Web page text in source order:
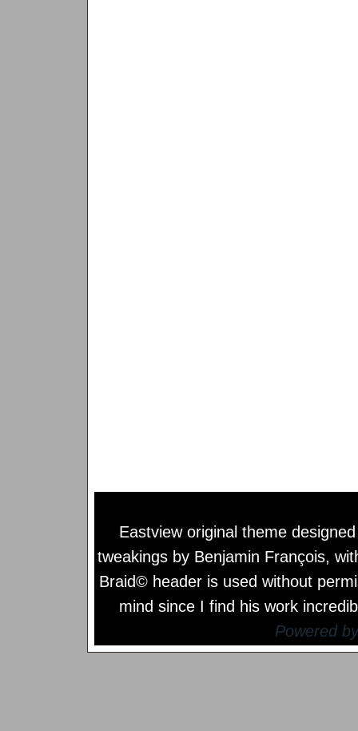
Eastview original theme
tweakings by Benjamin François,
Braid© header is used without
mind since I find his work
Powered